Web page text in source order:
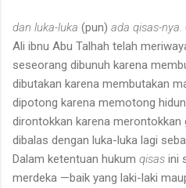
dan luka-luka (pun) ada qisas-nya.
Ali ibnu Abu Talhah telah
seseorang dibunuh karena
dibutakan karena membutakan
dipotong karena memotong
dirontokkan karena merontokkan
dibalas dengan luka-luka lagi
Dalam ketentuan hukum qisas ini
merdeka —baik yang laki-laki